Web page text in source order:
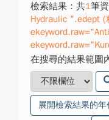
檢索結果：共1筆
Hydraulic ".edept (
在搜尋的結果範圍
展開檢索結果的年